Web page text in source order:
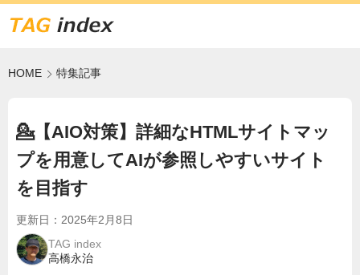
HOME 特集記事
💁【AIO対策】詳細なHTMLサイトマッ
プを用意してAIが参照しやすいサイト
を目指す
更新日： 2025年2月8日
TAG index
高橋永治